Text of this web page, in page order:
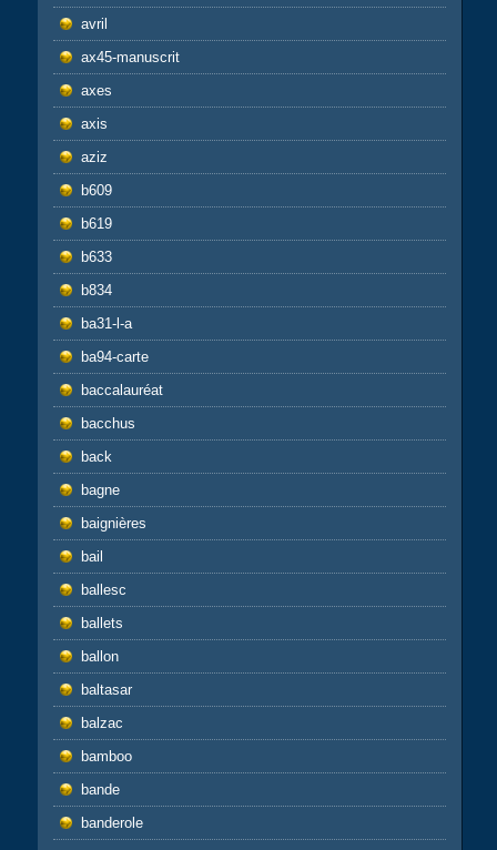
avril
ax45-manuscrit
axes
axis
aziz
b609
b619
b633
b834
ba31-l-a
ba94-carte
baccalauréat
bacchus
back
bagne
baignières
bail
ballesc
ballets
ballon
baltasar
balzac
bamboo
bande
banderole